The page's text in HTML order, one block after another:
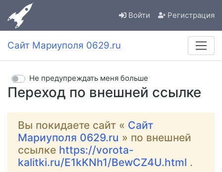
Войти Регистрация
Сайт Мариуполя 0629.ru
Переход по внешней ссылке
Не предупреждать меня больше
Вы покидаете сайт « Сайт
Мариуполя 0629.ru » по внешней
ссылке https://vorota-
kalitki.ru/E1kKNh1/BewCZ4U.html .